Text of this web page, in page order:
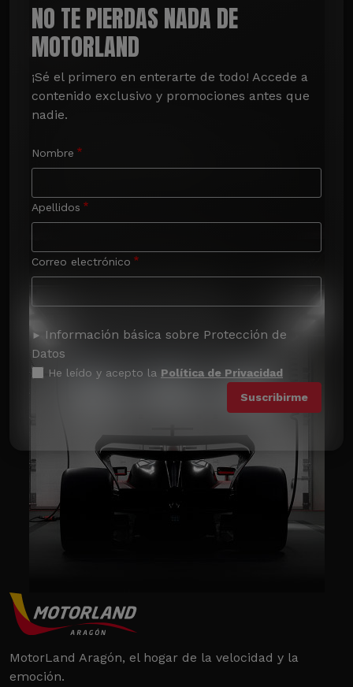
NO TE PIERDAS NADA DE
MOTORLAND
¡Sé el primero en enterarte de todo! Accede a
contenido exclusivo y promociones antes que
nadie.
Nombre
Apellidos
Correo electrónico
Información básica sobre Protección de
Datos
He leído y acepto la Política de Privacidad
MotorLand Aragón, el hogar de la velocidad y la
emoción.